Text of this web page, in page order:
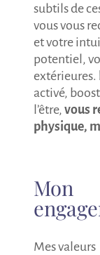
subtils de
vous vous
et votre
potentiel,
extérieures.
activé,
l’être, vous
physique,
Mon
Mes valeurs